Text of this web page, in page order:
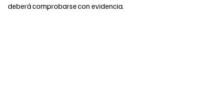
deberá comprobarse con evidencia.